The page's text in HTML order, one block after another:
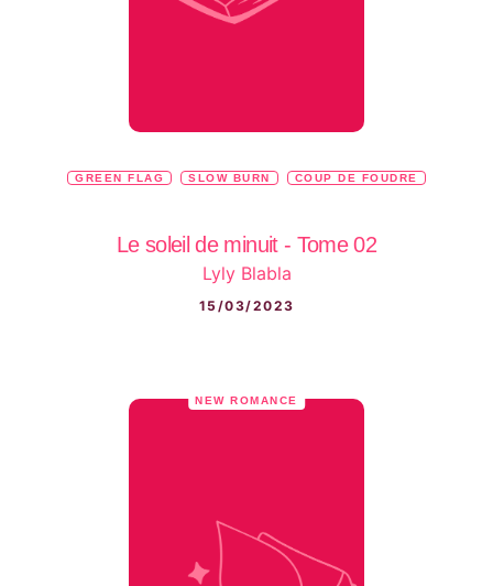
GREEN FLAG SLOW BURN COUP DE FOUDRE
Le soleil de minuit - Tome 02
Lyly Blabla
15/03/2023
NEW ROMANCE